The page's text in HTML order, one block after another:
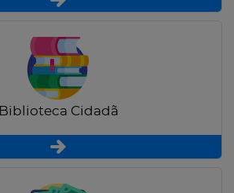
Biblioteca Cidadã